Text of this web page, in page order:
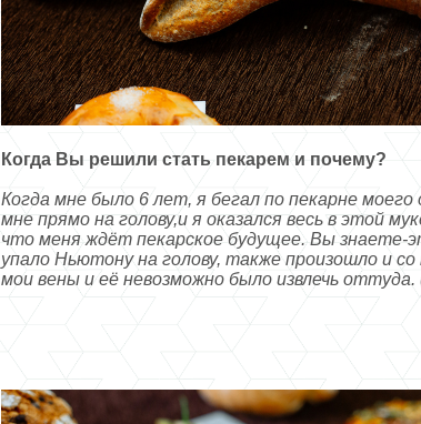
Когда Вы решили стать пекарем и почему?
Когда мне было 6 лет, я бегал по пекарне
мне прямо на голову,и я оказался весь в этой
что меня ждёт пекарское будущее. Вы знаете-
упало Ньютону на голову, также произошло и со
мои вены и её невозможно было извлечь